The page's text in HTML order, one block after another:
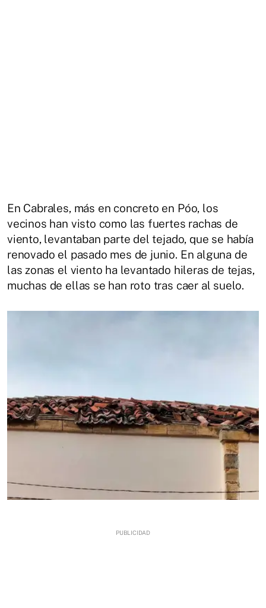
En Cabrales, más en concreto en Póo, los
vecinos han visto como las fuertes rachas de
viento, levantaban parte del tejado, que se había
renovado el pasado mes de junio. En alguna de
las zonas el viento ha levantado hileras de tejas,
muchas de ellas se han roto tras caer al suelo.